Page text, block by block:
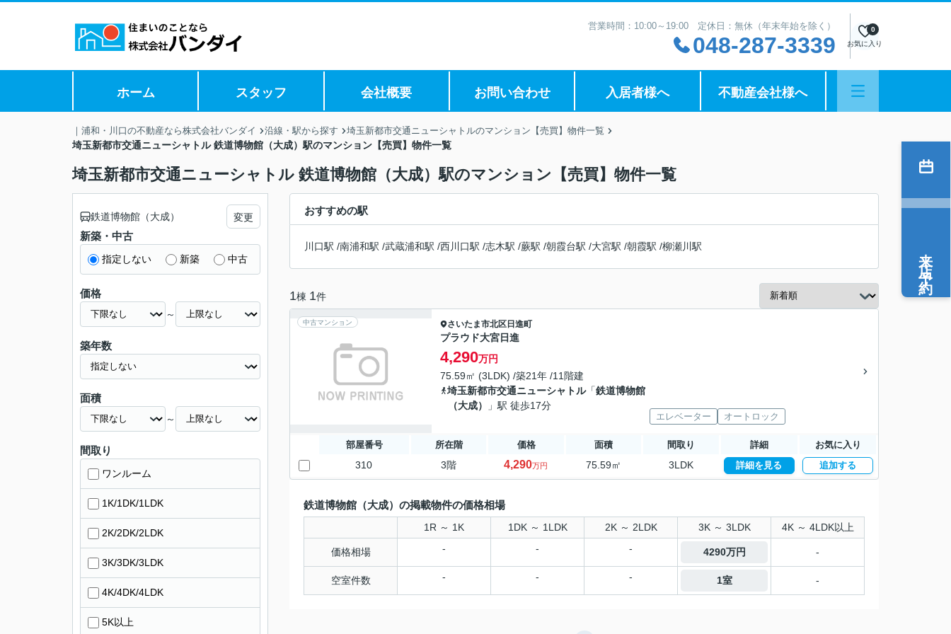
営業時間：10:00～19:00 定休日：無休（年末年始を除く）
048-287-3339 お気に入り
0
ホーム スタッフ 会社概要 お問い合わせ 入居者様へ 不動産会社様へ
｜浦和・川口の不動産なら株式会社バンダイ 沿線・駅から探す 埼玉新都市交通ニューシャトルのマンション【売買】物件一覧
埼玉新都市交通ニューシャトル 鉄道博物館（大成）駅のマンション【売買】物件一覧
埼玉新都市交通ニューシャトル 鉄道博物館（大成）駅のマンション【売買】物件一覧
おすすめの駅
川口駅 /南浦和駅 /武蔵浦和駅 /西川口駅 /志木駅 /蕨駅 /朝霞台駅 /大宮駅 /朝霞駅 /柳瀬川駅
1棟 1件
中古マンション さいたま市北区 日進町
プラウド大宮日進
4,290万円
75.59㎡ (3LDK) /築21年 /11階建
埼玉新都市交通ニューシャトル「鉄道博物館
（大成）
」駅 徒歩17分
エレベーター オートロック
部屋番号 所在階 価格 面積 間取り 詳細 お気に入り
310 3階 4,290万円 75.59㎡ 3LDK 詳細を見る 追加する
鉄道博物館（大成）の掲載物件の価格相場
1R ～ 1K 1DK ～ 1LDK 2K ～ 2LDK 3K ～ 3LDK 4K ～ 4LDK以上
価格相場 - - - 4290万円 -
空室件数 - - - 1室 -
鉄道博物館（大成） 変更
新築・中古
指定しない 新築 中古
価格
～
築年数
面積
～
間取り
ワンルーム
1K/1DK/1LDK
2K/2DK/2LDK
3K/3DK/3LDK
4K/4DK/4LDK
5K以上
来店予約